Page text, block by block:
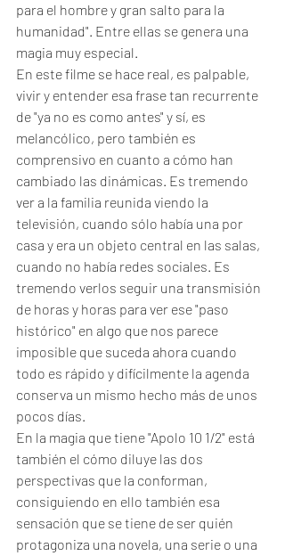
para el hombre y gran salto para la
humanidad". Entre ellas se genera una
magia muy especial.
En este filme se hace real, es palpable,
vivir y entender esa frase tan recurrente
de "ya no es como antes" y sí, es
melancólico, pero también es
comprensivo en cuanto a cómo han
cambiado las dinámicas. Es tremendo
ver a la familia reunida viendo la
televisión, cuando sólo había una por
casa y era un objeto central en las salas,
cuando no había redes sociales. Es
tremendo verlos seguir una transmisión
de horas y horas para ver ese "paso
histórico" en algo que nos parece
imposible que suceda ahora cuando
todo es rápido y difícilmente la agenda
conserva un mismo hecho más de unos
pocos días.
En la magia que tiene "Apolo 10 1/2" está
también el cómo diluye las dos
perspectivas que la conforman,
consiguiendo en ello también esa
sensación que se tiene de ser quién
protagoniza una novela, una serie o una